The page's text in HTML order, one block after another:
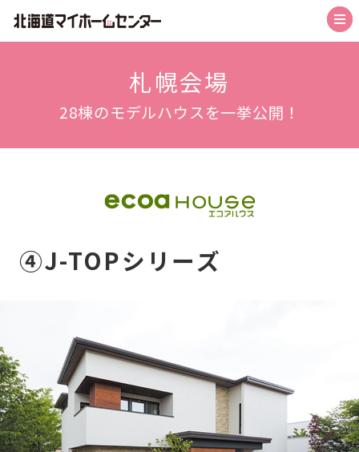
札幌北会場
函館会場
お知らせ
収納コラム
マイホームセンターとは
札幌会場
28棟のモデルハウスを一挙公開！
④J-TOPシリーズ